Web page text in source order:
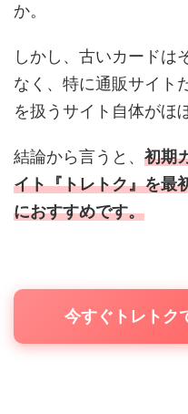
か。
しかし、古いカードは
なく、特に通販サイト
を扱うサイト自体がほ
結論から言うと、 初期
イト『トレトク』を最
におすすめです。
今すぐトレトク